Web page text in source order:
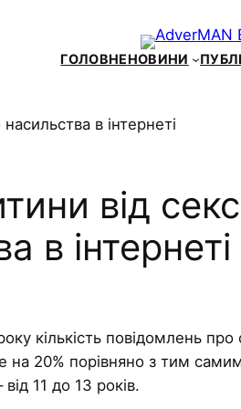
ГОЛОВНЕНОВИНИ
від
в інтернеті
кількість повідомлень
на 20% порівняно з тим
11 до 13 років.